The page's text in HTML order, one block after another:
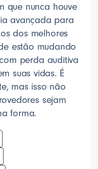
que nunca houve
avançada para
dos melhores
estão mudando
perda auditiva
suas vidas. É
mas isso não
sejam
forma.